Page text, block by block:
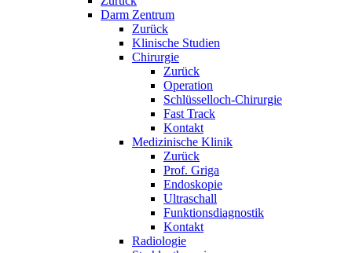
Darm Zentrum
Zurück
Klinische Studien
Chirurgie
Zurück
Operation
Schlüsselloch-Chirurgie
Fast Track
Kontakt
Medizinische Klinik
Zurück
Prof. Griga
Endoskopie
Ultraschall
Funktionsdiagnostik
Kontakt
Radiologie